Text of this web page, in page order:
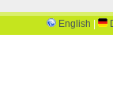
English